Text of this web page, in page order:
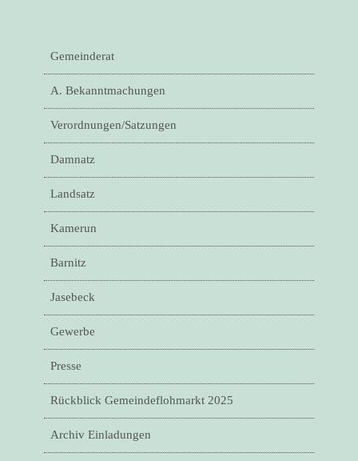
Gemeinderat
A. Bekanntmachungen
Verordnungen/Satzungen
Damnatz
Landsatz
Kamerun
Barnitz
Jasebeck
Gewerbe
Presse
Rückblick Gemeindeflohmarkt 2025
Archiv Einladungen